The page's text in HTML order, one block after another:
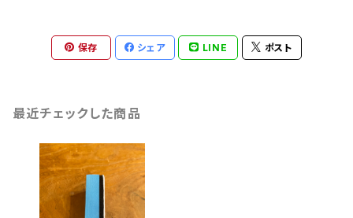
保存 シェア LINE ポスト
最近チェックした商品